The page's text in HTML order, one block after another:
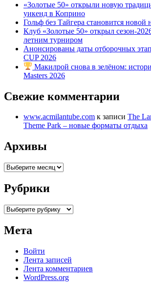
«Золотые 50» открыли новую
уикенд в Коприно
Гольф без Тайгера становится новой
Клуб «Золотые 50» открыл сезон-
летним турниром
Анонсированы даты отборочных
CUP 2026
Макилрой снова в зелёном:
Masters 2026
Свежие комментарии
www.acmilantube.com к записи The
Theme Park – новые форматы отдыха
Архивы
Архивы
Рубрики
Рубрики
Мета
Войти
Лента записей
Лента комментариев
WordPress.org